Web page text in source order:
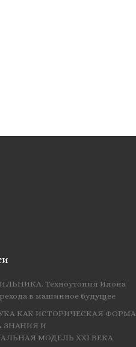
Техноутопия Илона
в машинное будущее
КАК ИСТОРИЧЕСКАЯ ФОРМА
ЗНАНИЯ И
МОДЕЛЬ XXI ВЕКА